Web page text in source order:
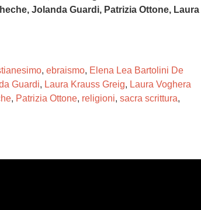
Jolanda Guardi, Patrizia Ottone, Laura
, ebraismo, Elena Lea Bartolini De
Guardi, Laura Krauss Greig, Laura Voghera
, Patrizia Ottone, religioni, sacra scrittura,